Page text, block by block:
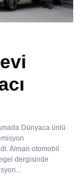
Dünyaca ünlü
Alman otomobil
dergisinde